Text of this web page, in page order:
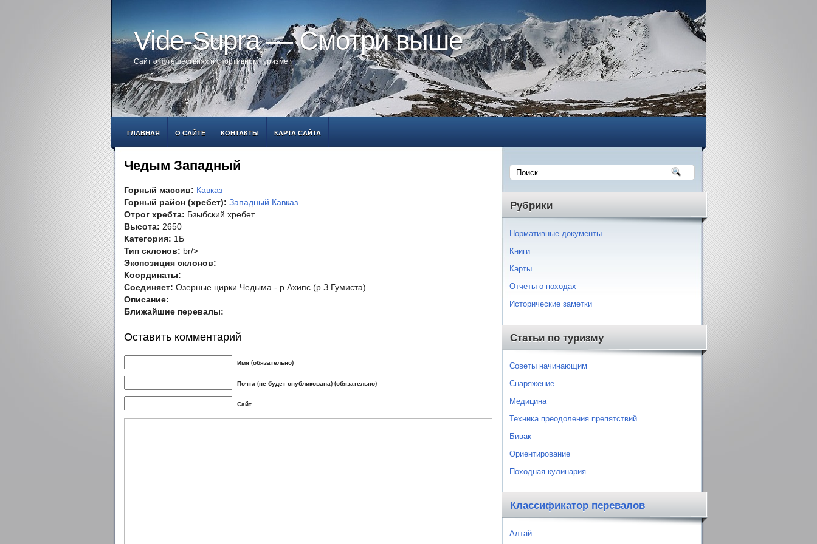
Vide-Supra — Смотри выше
Сайт о путешествиях и спортивном туризме
ГЛАВНАЯ О САЙТЕ КОНТАКТЫ КАРТА САЙТА
Чедым Западный
Горный массив: Кавказ
Горный район (хребет): Западный Кавказ
Отрог хребта: Бзыбский хребет
Высота: 2650
Категория: 1Б
Тип склонов: br/>
Экспозиция склонов:
Координаты:
Соединяет: Озерные цирки Чедыма - р.Ахипс (р.З.Гумиста)
Описание:
Ближайшие перевалы:
Оставить комментарий
Имя (обязательно)
Почта (не будет опубликована) (обязательно)
Сайт
Рубрики
Нормативные документы
Книги
Карты
Отчеты о походах
Исторические заметки
Статьи по туризму
Советы начинающим
Снаряжение
Медицина
Техника преодоления препятствий
Бивак
Ориентирование
Походная кулинария
Классификатор перевалов
Алтай